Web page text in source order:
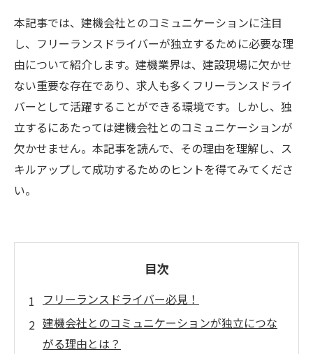
本記事では、建機会社とのコミュニケーションに注目
し、フリーランスドライバーが独立するために必要な理
由について紹介します。建機業界は、建設現場に欠かせ
ない重要な存在であり、求人も多くフリーランスドライ
バーとして活躍することができる環境です。しかし、独
立するにあたっては建機会社とのコミュニケーションが
欠かせません。本記事を読んで、その理由を理解し、ス
キルアップして成功するためのヒントを得てみてくださ
い。
目次
フリーランスドライバー必見！
建機会社とのコミュニケーションが独立につな
がる理由とは？